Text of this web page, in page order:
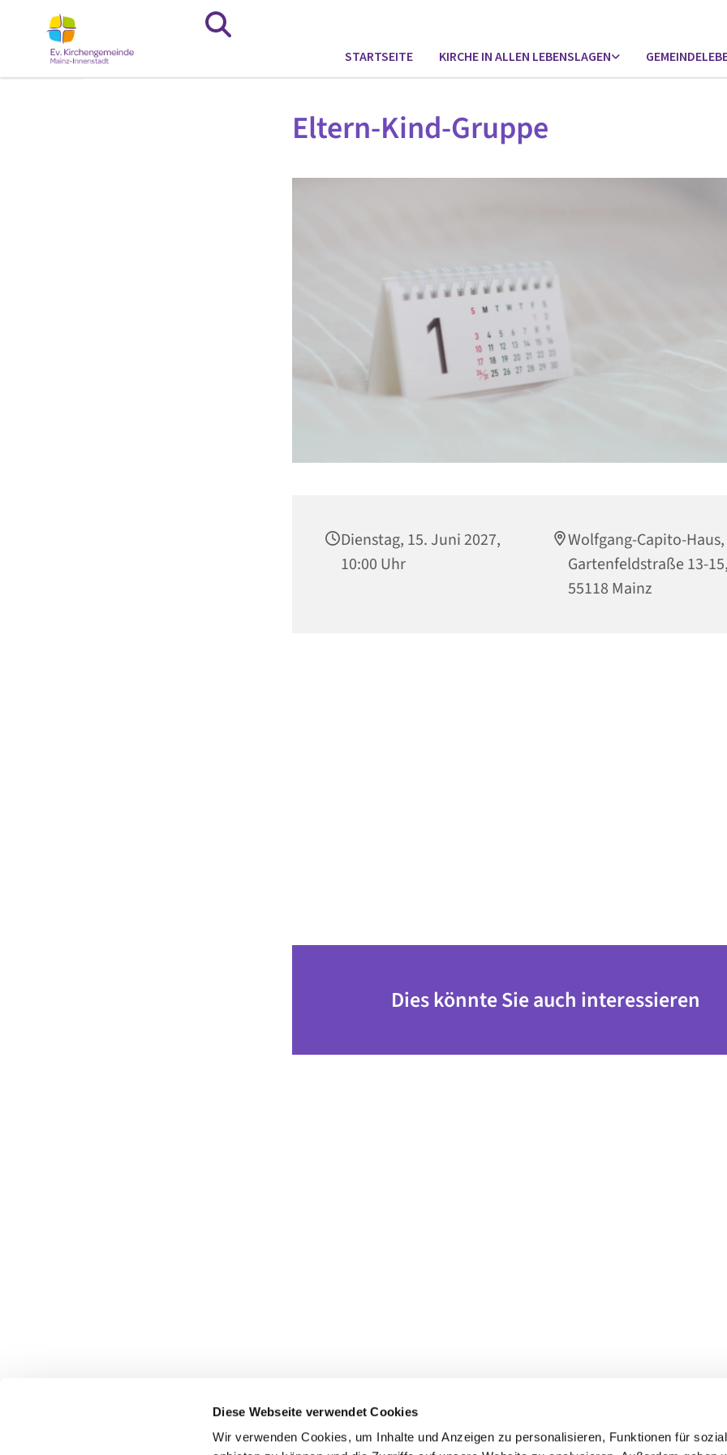
Diese Webseite verwendet Cookies
Wir verwenden Cookies, um Inhalte und Anzeigen zu personalisieren, Funktionen für
STARTSEITE KIRCHE IN ALLEN LEBENSLAGEN
Eltern-Kind-Gruppe
Dienstag, 15. Juni 2027,
10:00 Uhr
Wolfgang-Capito-Haus,
Gartenfeldstraße 13-
55118 Mainz
Dies könnte Sie auch interessieren
Evangelische Kirchengemeinde Mainz-Innenstadt